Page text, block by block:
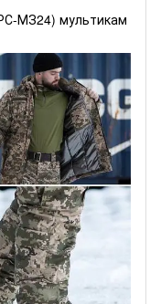
МЗ24) мультикам